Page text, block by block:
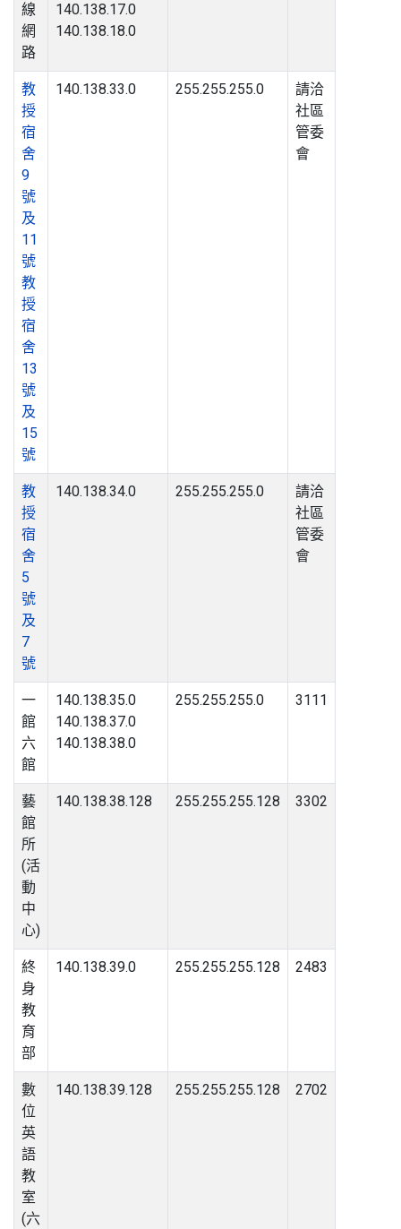
線
網
路
140.138.17.0
140.138.18.0
教
授
宿
舍
9
號
及
11
號
教
授
宿
舍
13
號
及
15
號
140.138.33.0 255.255.255.0
請洽
社區
管委
會
教
授
宿
舍
5
號
及
7
號
140.138.34.0 255.255.255.0
請洽
社區
管委
會
一
館
六
館
140.138.35.0
140.138.37.0
140.138.38.0
255.255.255.0 3111
藝
館
所
(活
動
中
心)
140.138.38.128 255.255.255.128 3302
終
身
教
育
部
140.138.39.0 255.255.255.128 2483
數
位
英
語
教
室
(六
140.138.39.128 255.255.255.128 2702